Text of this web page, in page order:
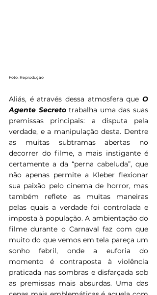
Foto: Reprodução
Aliás, é através dessa atmosfera que O
Agente Secreto trabalha uma das suas
premissas principais: a disputa pela
verdade, e a manipulação desta. Dentre
as muitas subtramas abertas no
decorrer do filme, a mais instigante é
certamente a da “perna cabeluda”, que
não apenas permite a Kleber flexionar
sua paixão pelo cinema de horror, mas
também reflete as muitas maneiras
pelas quais a verdade foi controlada e
imposta à população. A ambientação do
filme durante o Carnaval faz com que
muito do que vemos em tela pareça um
sonho febril, onde a euforia do
momento é contraposta à violência
praticada nas sombras e disfarçada sob
as premissas mais absurdas. Uma das